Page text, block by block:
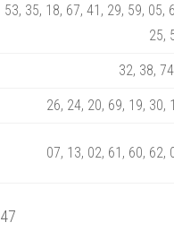
53, 35, 18, 67, 41, 29, 59, 05,
25,
32, 38,
26, 24, 20, 69, 19, 30,
07, 13, 02, 61, 60, 62,
47